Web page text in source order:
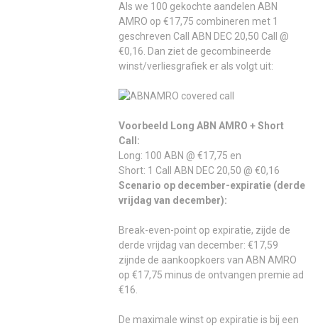
Als we 100 gekochte aandelen ABN
AMRO op €17,75 combineren met 1
geschreven Call ABN DEC 20,50 Call @
€0,16. Dan ziet de gecombineerde
winst/verliesgrafiek er als volgt uit:
Voorbeeld Long ABN AMRO + Short
Call:
Long: 100 ABN @ €17,75 en
Short: 1 Call ABN DEC 20,50 @ €0,16
Scenario op december-expiratie (derde
vrijdag van december):
Break-even-point op expiratie, zijde de
derde vrijdag van december: €17,59
zijnde de aankoopkoers van ABN AMRO
op €17,75 minus de ontvangen premie ad
€16.
De maximale winst op expiratie is bij een